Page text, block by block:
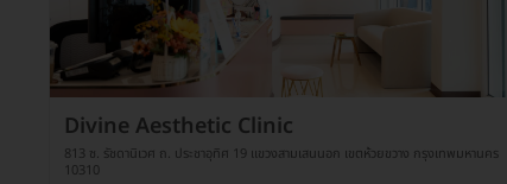
Divine Aesthetic Clinic
813 ซ. รัชดานิเวศ ถ. ประชาอุทิศ 19 แขวงสามเสนนอก เขตห้วยขวาง กรุงเทพมหานคร
10310